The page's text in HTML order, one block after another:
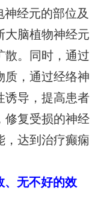
神经元的部位及
大脑植物神经元
散。同时，通过
质，通过经络神
诱导，提高患者
修复受损的神经
，达到治疗癫痫
、无不好的效